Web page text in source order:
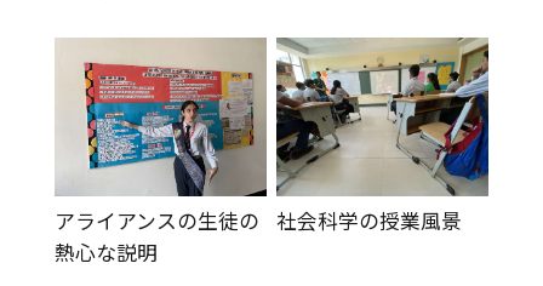
アライアンスの生徒の
熱心な説明
社会科学の授業風景